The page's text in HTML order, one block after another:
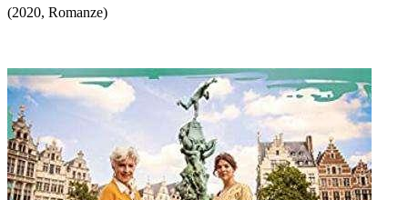
(2020, Romanze)